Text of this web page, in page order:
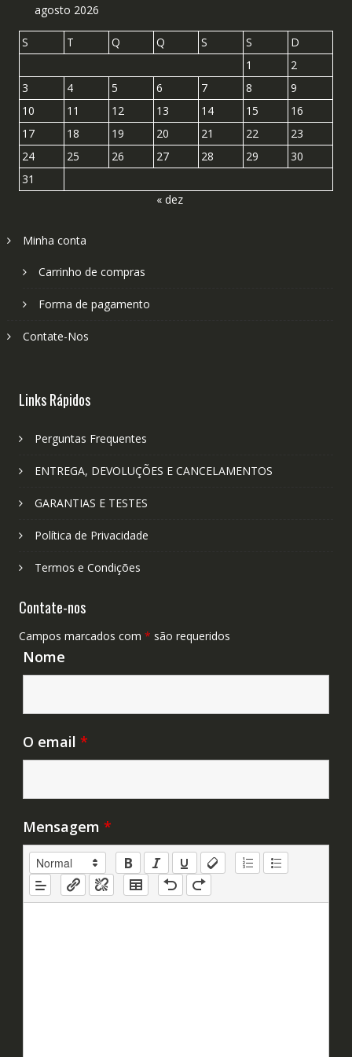
agosto 2026
S T Q Q S S
D
1
2
3
4 5 6 7 8
9
10
11 12 13 14 15
16
17
18 19 20 21 22
23
24
25 26 27 28 29
30
31
« dez
Minha conta
Carrinho de compras
Forma de pagamento
Contate-Nos
Links Rápidos
Perguntas Frequentes
ENTREGA, DEVOLUÇÕES E CANCELAMENTOS
GARANTIAS E TESTES
Política de Privacidade
Termos e Condições
Contate-nos
Campos marcados com * são requeridos
Nome
O email *
Mensagem *